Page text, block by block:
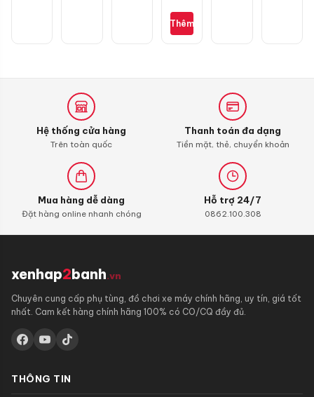
Scooter
10W30
Thêm
Hệ thống cửa hàng
Trên toàn quốc
Thanh toán đa dạng
Tiền mặt, thẻ, chuyển khoản
Mua hàng dễ dàng
Đặt hàng online nhanh chóng
Hỗ trợ 24/7
0862.100.308
xenhap2banh.vn
Chuyên cung cấp phụ tùng, đồ chơi xe máy chính hãng, uy tín, giá tốt
nhất. Cam kết hàng chính hãng 100% có CO/CQ đầy đủ.
THÔNG TIN